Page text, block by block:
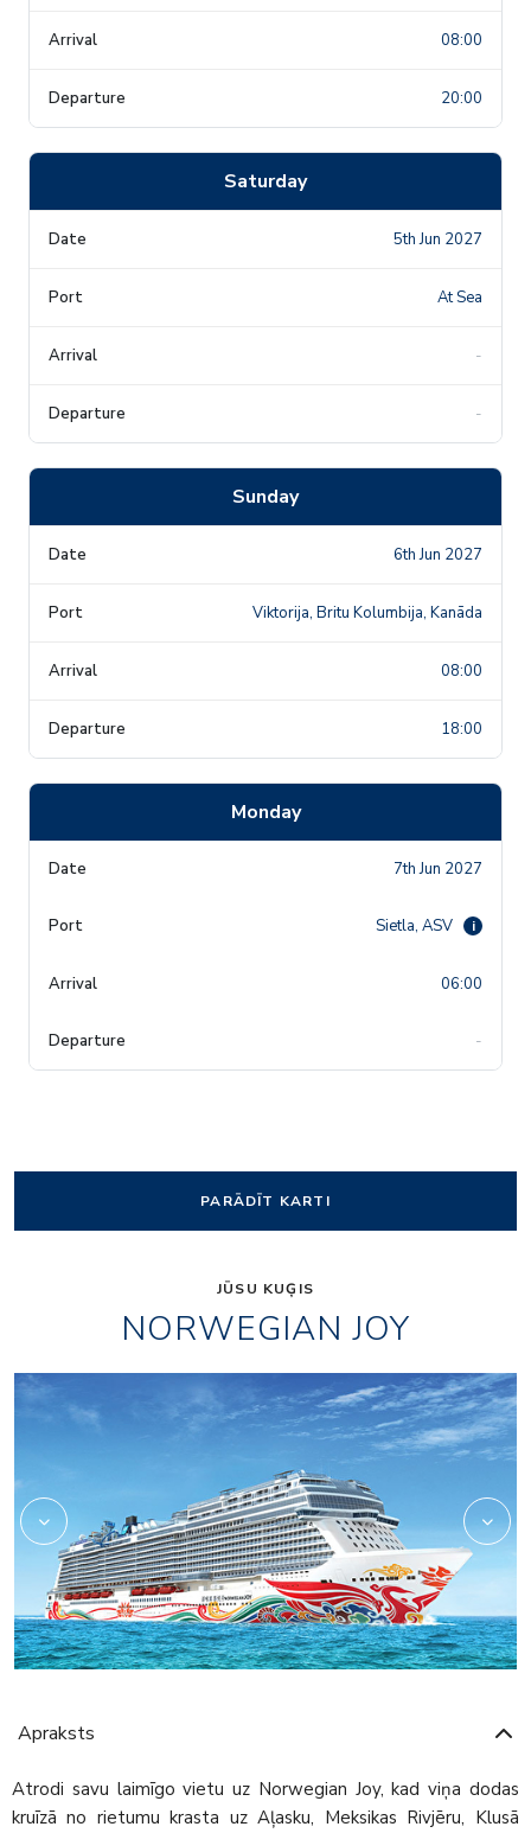
08:00
20:00
Saturday
5th Jun 2027
At Sea
-
-
Sunday
6th Jun 2027
Viktorija, Britu Kolumbija, Kanāda
08:00
18:00
Monday
7th Jun 2027
Sietla, ASV i
06:00
-
PARĀDĪT KARTI
JŪSU KUĢIS
NORWEGIAN JOY
The
Apraksts
Atrodi savu laimīgo vietu uz Norwegian Joy, kad viņa dodas
kruīzā no rietumu krasta uz Aļasku, Meksikas Rivjēru, Klusā